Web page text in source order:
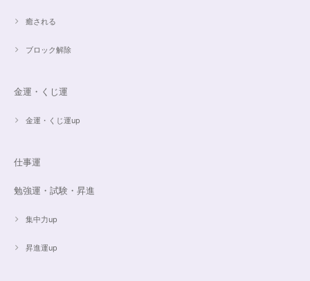
癒される
ブロック解除
金運・くじ運
金運・くじ運up
仕事運
勉強運・試験・昇進
集中力up
昇進運up